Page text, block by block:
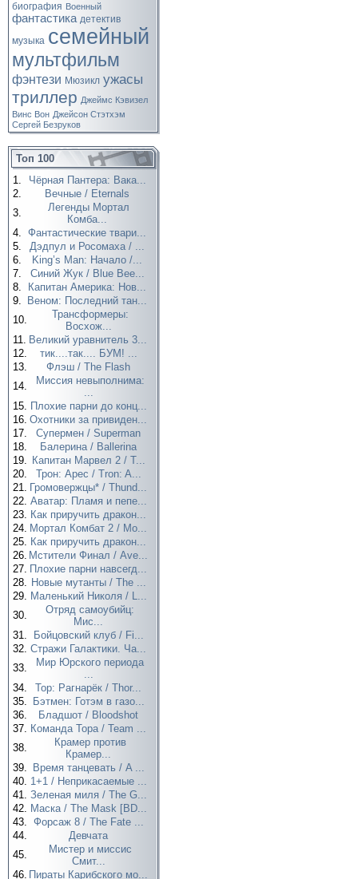
биография Военный
фантастика детектив
музыка семейный
мультфильм
фэнтези Мюзикл ужасы
триллер Джеймс Кэвизел
Винс Вон Джейсон Стэтхэм
Сергей Безруков
Топ 100
1.
Чёрная Пантера: Вака...
2.
Вечные / Eternals
3.
Легенды Мортал
Комба...
4. Фантастические твари...
5.
Дэдпул и Росомаха / ...
6.
King’s Man: Начало /...
7.
Синий Жук / Blue Bee...
8.
Капитан Америка: Нов...
9.
Веном: Последний тан...
10.
Трансформеры:
Восхож...
11. Великий уравнитель 3...
12.
тик....так.... БУМ! ...
13.
Флэш / The Flash
14.
Миссия невыполнима:
...
15. Плохие парни до конц...
16. Охотники за привиден...
17.
Супермен / Superman
18.
Балерина / Ballerina
19. Капитан Марвел 2 / T...
20.
Трон: Арес / Tron: A...
21. Громовержцы* / Thund...
22. Аватар: Пламя и пепе...
23. Как приручить дракон...
24. Мортал Комбат 2 / Mo...
25. Как приручить дракон...
26. Мстители Финал / Ave...
27. Плохие парни навсегд...
28. Новые мутанты / The ...
29. Маленький Николя / L...
30.
Отряд самоубийц:
Мис...
31.
Бойцовский клуб / Fi...
32. Стражи Галактики. Ча...
33.
Мир Юрского периода
...
34.
Тор: Рагнарёк / Thor...
35.
Бэтмен: Готэм в газо...
36.
Бладшот / Bloodshot
37. Команда Тора / Team ...
38.
Крамер против
Крамер...
39.
Время танцевать / A ...
40. 1+1 / Неприкасаемые ...
41. Зеленая миля / The G...
42. Маска / The Mask [BD...
43. Форсаж 8 / The Fate ...
44.
Девчата
45.
Мистер и миссис
Смит...
46. Пираты Карибского мо...